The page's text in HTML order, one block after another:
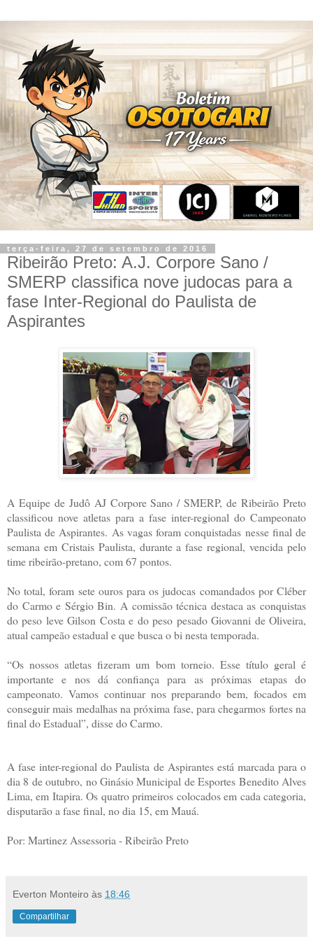
terça-feira, 27 de setembro de 2016
Ribeirão Preto: A.J. Corpore Sano /
SMERP classifica nove judocas para a
fase Inter-Regional do Paulista de
Aspirantes
A Equipe de Judô AJ Corpore Sano / SMERP, de Ribeirão Preto
classificou nove atletas para a fase inter-regional do Campeonato
Paulista de Aspirantes. As vagas foram conquistadas nesse final de
semana em Cristais Paulista, durante a fase regional, vencida pelo
time ribeirão-pretano, com 67 pontos.
No total, foram sete ouros para os judocas comandados por Cléber
do Carmo e Sérgio Bin. A comissão técnica destaca as conquistas
do peso leve Gilson Costa e do peso pesado Giovanni de Oliveira,
atual campeão estadual e que busca o bi nesta temporada.
“Os nossos atletas fizeram um bom torneio. Esse título geral é
importante e nos dá confiança para as próximas etapas do
campeonato. Vamos continuar nos preparando bem, focados em
conseguir mais medalhas na próxima fase, para chegarmos fortes na
final do Estadual”, disse do Carmo.
A fase inter-regional do Paulista de Aspirantes está marcada para o
dia 8 de outubro, no Ginásio Municipal de Esportes Benedito Alves
Lima, em Itapira. Os quatro primeiros colocados em cada categoria,
disputarão a fase final, no dia 15, em Mauá.
Por: Martinez Assessoria - Ribeirão Preto
Everton Monteiro às 18:46
Compartilhar